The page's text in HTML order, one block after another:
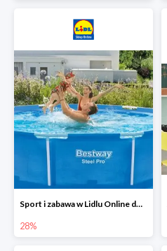
Sport i zabawa w Lidlu Online do -28%
28%